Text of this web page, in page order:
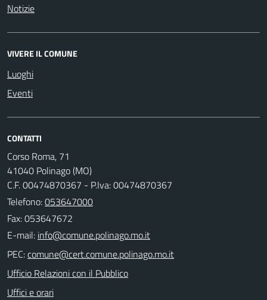
Notizie
VIVERE IL COMUNE
Luoghi
Eventi
CONTATTI
Corso Roma, 71
41040 Polinago (MO)
C.F. 00474870367 - P.Iva: 00474870367
Telefono:053647000
Fax: 053647672
E-mail:
PEC:
Ufficio Relazioni con il Pubblico
Uffici e orari